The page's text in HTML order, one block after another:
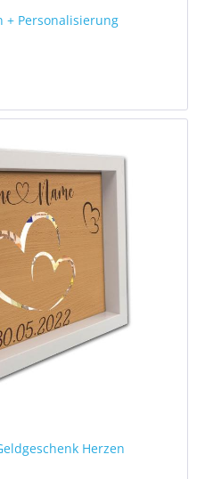
+ Personalisierung
Herzen